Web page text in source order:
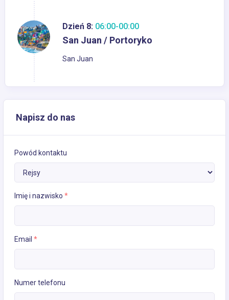
Dzień 8: 06:00-00:00
San Juan / Portoryko
San Juan
Napisz do nas
Powód kontaktu
Imię i nazwisko *
Email *
Numer telefonu